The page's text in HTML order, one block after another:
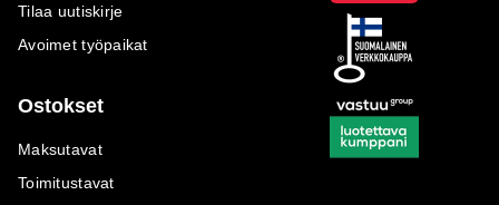
Tilaa uutiskirje
Avoimet työpaikat
Ostokset
Maksutavat
Toimitustavat